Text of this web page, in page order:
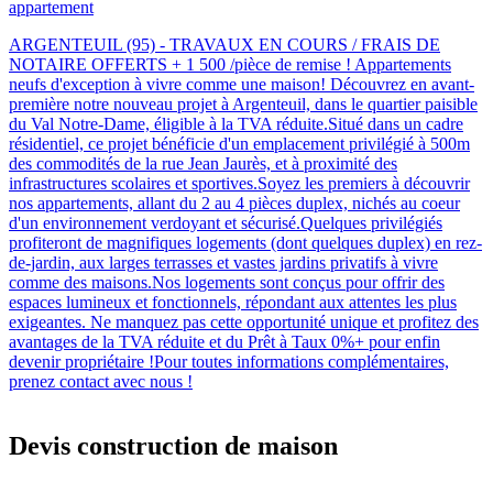
appartement
ARGENTEUIL (95) - TRAVAUX EN COURS / FRAIS DE
NOTAIRE OFFERTS + 1 500 /pièce de remise ! Appartements
neufs d'exception à vivre comme une maison! Découvrez en avant-
première notre nouveau projet à Argenteuil, dans le quartier paisible
du Val Notre-Dame, éligible à la TVA réduite.Situé dans un cadre
résidentiel, ce projet bénéficie d'un emplacement privilégié à 500m
des commodités de la rue Jean Jaurès, et à proximité des
infrastructures scolaires et sportives.Soyez les premiers à découvrir
nos appartements, allant du 2 au 4 pièces duplex, nichés au coeur
d'un environnement verdoyant et sécurisé.Quelques privilégiés
profiteront de magnifiques logements (dont quelques duplex) en rez-
de-jardin, aux larges terrasses et vastes jardins privatifs à vivre
comme des maisons.Nos logements sont conçus pour offrir des
espaces lumineux et fonctionnels, répondant aux attentes les plus
exigeantes. Ne manquez pas cette opportunité unique et profitez des
avantages de la TVA réduite et du Prêt à Taux 0%+ pour enfin
devenir propriétaire !Pour toutes informations complémentaires,
prenez contact avec nous !
Devis construction de maison